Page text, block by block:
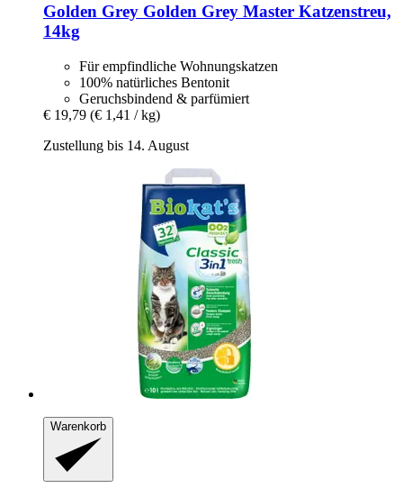
Golden Grey Golden Grey Master Katzenstreu,
14kg
Für empfindliche Wohnungskatzen
100% natürliches Bentonit
Geruchsbindend & parfümiert
€ 19,79 (€ 1,41 / kg)
Zustellung bis 14. August
Warenkorb